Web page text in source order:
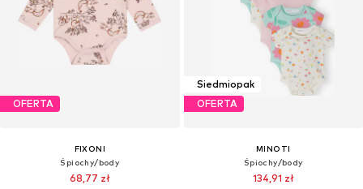
OFERTA
FIXONI
Śpiochy/body
68,77 zł
Siedmiopak
OFERTA
MINOTI
Śpiochy/body
134,91 zł